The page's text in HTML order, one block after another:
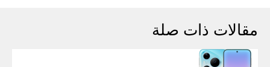
مقالات ذات صلة